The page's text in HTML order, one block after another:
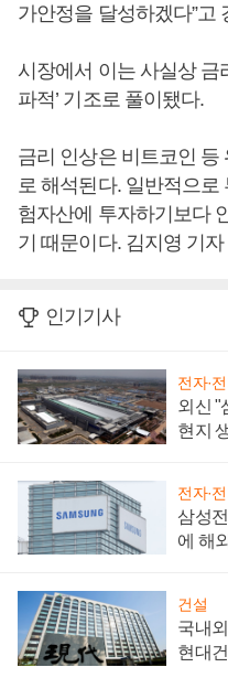
가안정을 달성하겠다”고
시장에서 이는 사실상 금
파적’ 기조로 풀이됐다.
금리 인상은 비트코인
로 해석된다. 일반적으로
험자산에 투자하기보다
기 때문이다. 김지영 기자
인기기사
전자·
외신 "
현지
전자·
삼성
에 해
건설
국내
현대